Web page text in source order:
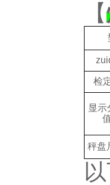
【
检
显示
秤盘